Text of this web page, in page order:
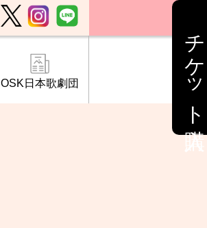
チケット購入
OSK日本歌劇団